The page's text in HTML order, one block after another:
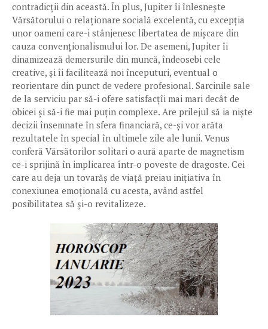
contradicții din această. În plus, Jupiter îi înlesnește
Vărsătorului o relaționare socială excelentă, cu excepția
unor oameni care-i stânjenesc libertatea de mișcare din
cauza convenționalismului lor. De asemeni, Jupiter îi
dinamizează demersurile din muncă, îndeosebi cele
creative, și îi facilitează noi începuturi, eventual o
reorientare din punct de vedere profesional. Sarcinile sale
de la serviciu par să-i ofere satisfacțîi mai mari decât de
obicei și să-i fie mai puțin complexe. Are prilejul să ia niște
decizii însemnate în sfera financiară, ce-și vor arăta
rezultatele în special în ultimele zile ale lunii. Venus
conferă Vărsătorilor solitari o aură aparte de magnetism
ce-i sprijină în implicarea într-o poveste de dragoste. Cei
care au deja un tovarăș de viață preiau inițiativa în
conexiunea emoțională cu acesta, având astfel
posibilitatea să și-o revitalizeze.